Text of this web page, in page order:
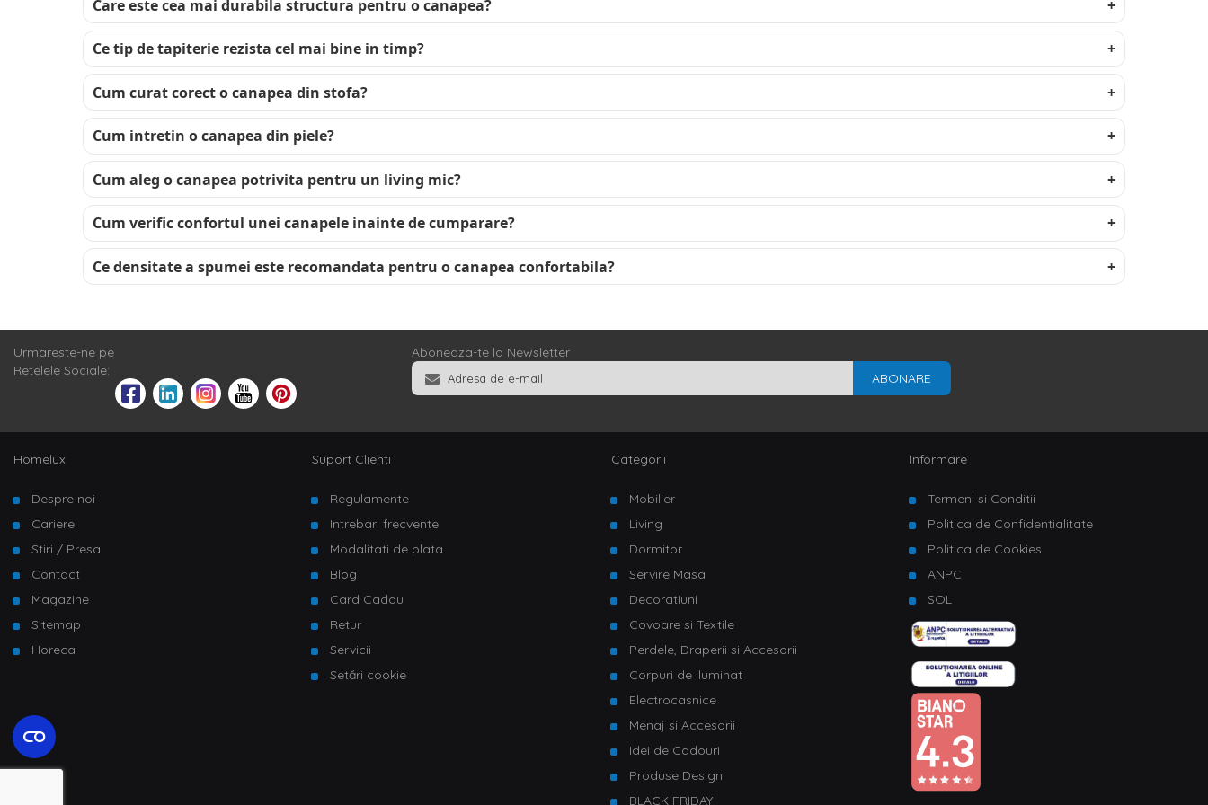
Care este cea mai durabila structura pentru o canapea?
Ce tip de tapiterie rezista cel mai bine in timp?
Cum curat corect o canapea din stofa?
Cum intretin o canapea din piele?
Cum aleg o canapea potrivita pentru un living mic?
Cum verific confortul unei canapele inainte de cumparare?
Ce densitate a spumei este recomandata pentru o canapea confortabila?
Urmareste-ne pe
Retelele Sociale:
Aboneaza-te la Newsletter
ABONARE
Homelux
Despre noi
Cariere
Stiri / Presa
Contact
Magazine
Sitemap
Horeca
Suport Clienti
Regulamente
Intrebari frecvente
Modalitati de plata
Blog
Card Cadou
Retur
Servicii
Setări cookie
Categorii
Mobilier
Living
Dormitor
Servire Masa
Decoratiuni
Covoare si Textile
Perdele, Draperii si Accesorii
Corpuri de Iluminat
Electrocasnice
Menaj si Accesorii
Idei de Cadouri
Produse Design
BLACK FRIDAY
Informare
Termeni si Conditii
Politica de Confidentialitate
Politica de Cookies
ANPC
SOL